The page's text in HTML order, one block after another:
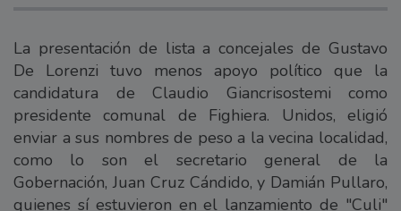
La presentación de lista a concejales de Gustavo
De Lorenzi tuvo menos apoyo político que la
candidatura de Claudio Giancrisostemi como
presidente comunal de Fighiera. Unidos, eligió
enviar a sus nombres de peso a la vecina localidad,
como lo son el secretario general de la
Gobernación, Juan Cruz Cándido, y Damián Pullaro,
quienes sí estuvieron en el lanzamiento de "Culi"